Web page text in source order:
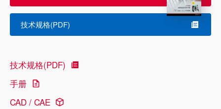
技术规格(PDF)
技术规格(PDF)
手册
CAD / CAE